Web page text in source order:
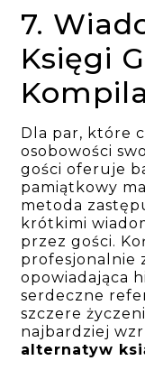
7.
Księgi
Dla par, które
osobowości
gości oferuje
pamiątkowy
metoda
krótkimi
przez gości.
profesjonalnie
opowiadająca
serdeczne
szczere
najbardziej
alternatyw